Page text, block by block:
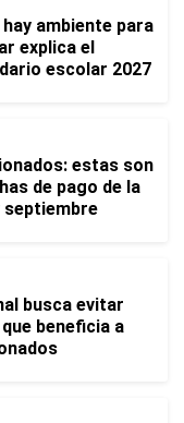
ambiente para
explica el
escolar 2027
estas son
de pago de la
septiembre
busca evitar
beneficia a